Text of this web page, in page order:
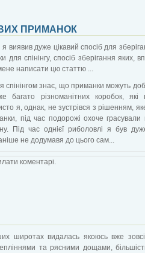
ПРИМАНОК
я виявив дуже цікавий спосіб для
спінінгу, спосіб зберігання яких,
написати цю статтю ...
спінінгом знає, що приманки можуть
різноманітних коробок, які
я, однак, не зустрівся з рішенням,
під час подорожі охоче грасували
Під час однієї риболовлі я був
не додумавя до цього сам...
коментарі.
широтах видалась якоюсь вже
та рясними дощами,